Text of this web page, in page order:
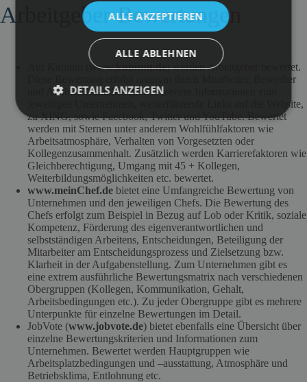
Arbeitgeber-Bewertungen
www.kununu.de) werden Arbeitgeber bewertet.
Diese Bewertung erfolgt anonym durch Mitarbeiter, Bewerber
und Azubis. Zusätzlich gibt es weitere Informationen zum
jeweiligen Unternehmen, weiterführende Links auf die Website,
zu XING, sowie Facebook, Twitter und YouTube. Bewertet
werden mit Sternen unter anderem Wohlfühlfaktoren wie
Arbeitsatmosphäre, Verhalten von Vorgesetzten oder
Kollegenzusammenhalt. Zusätzlich werden Karrierefaktoren wie
Gleichberechtigung, Umgang mit 45 + Kollegen,
Weiterbildungsmöglichkeiten etc. bewertet.
www.meinChef.de bietet eine Umfangreiche Bewertung von
Unternehmen und den jeweiligen Chefs. Die Bewertung des
Chefs erfolgt zum Beispiel in Bezug auf Lob oder Kritik, soziale
Kompetenz, Förderung des eigenverantwortlichen und
selbstständigen Arbeitens, Entscheidungen, Beteiligung der
Mitarbeiter am Entscheidungsprozess und Zielsetzung bzw.
Klarheit in der Aufgabenstellung. Zum Unternehmen gibt es
eine extrem ausführliche Bewertungsmatrix nach verschiedenen
Obergruppen (Kollegen, Kommunikation, Gehalt,
Arbeitsbedingungen etc.). Zu jeder Obergruppe gibt es mehrere
Unterpunkte für einzelne Bewertungen im Detail.
JobVote (www.jobvote.de) bietet ebenfalls eine Übersicht über
einzelne Bewertungskriterien und Informationen zum
Unternehmen. Bewertet werden Hauptgruppen wie
Arbeitsplatzbedingungen und –ausstattung, Atmosphäre und
Betriebsklima, Entlohnung etc.
ALLE AKZEPTIEREN
ALLE ABLEHNEN
DETAILS ANZEIGEN